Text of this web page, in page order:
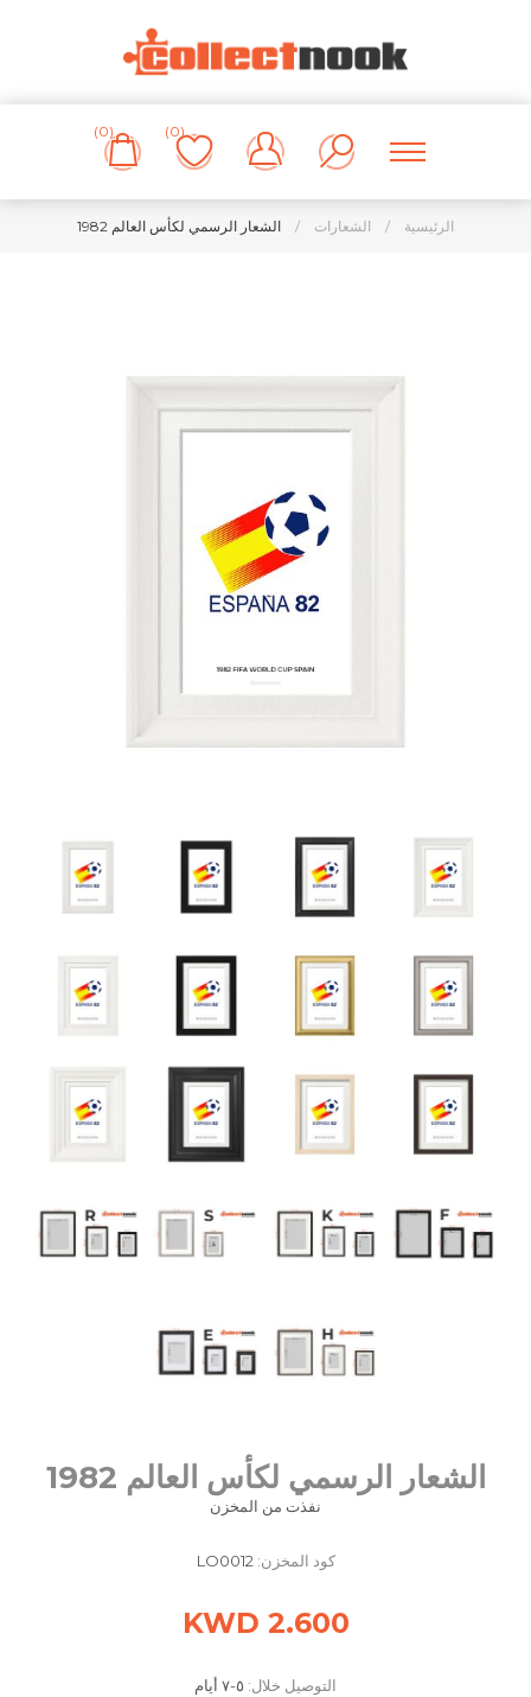
(0)
(0)
الرئيسية / الشعارات / الشعار الرسمي لكأس العالم 1982
الشعار الرسمي لكأس العالم 1982
نفذت من المخزن
كود المخزن: LO0012
2.600 KWD
التوصيل خلال: ٥-٧ أيام